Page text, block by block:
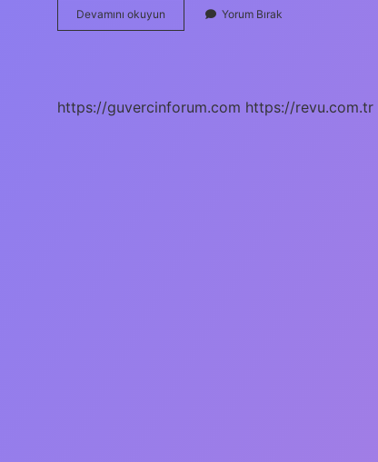
Devamını okuyun
Gözü
Yorum Bırak
https://guvercinforum.com https://revu.com.tr